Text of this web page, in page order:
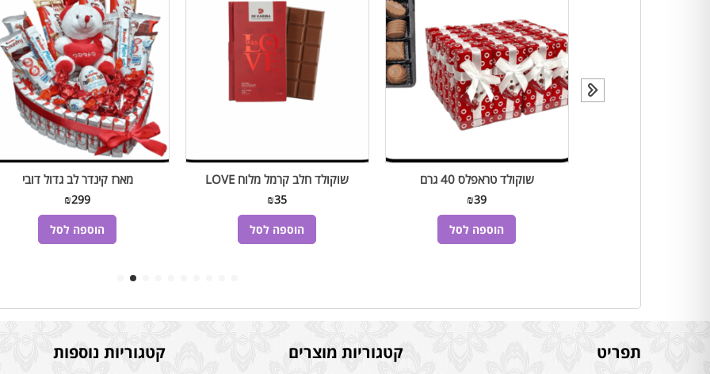
מארז קינדר לב גדול דובי
₪299
הוספה לסל
שוקולד חלב קרמל מלוח LOVE
₪35
הוספה לסל
שוקולד טראפלס 40 גרם
₪39
הוספה לסל
תפריט קטגוריות מוצרים קטגוריות נוספות